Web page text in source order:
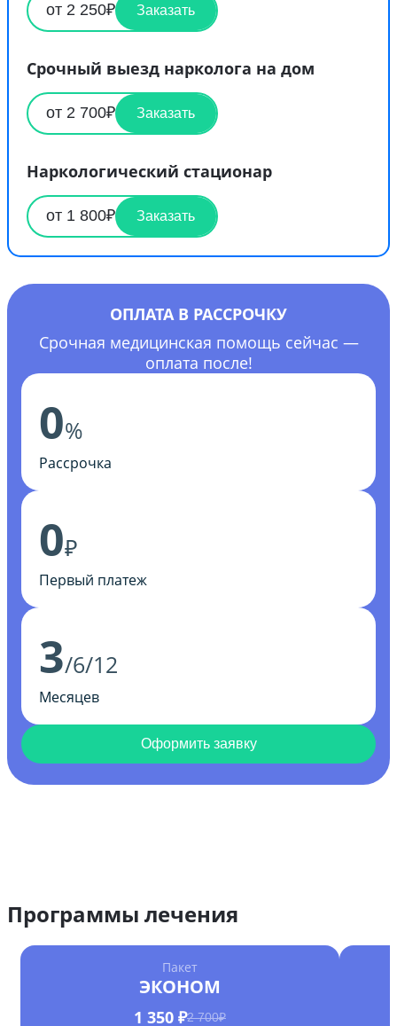
от 2 250₽ Заказать
Срочный выезд нарколога на дом
от 2 700₽ Заказать
Наркологический стационар
от 1 800₽ Заказать
ОПЛАТА В РАССРОЧКУ
Срочная медицинская помощь сейчас —
оплата после!
0%
Рассрочка
0₽
Первый платеж
3/6/12
Месяцев
Оформить заявку
Программы лечения
Пакет
ЭКОНОМ
1 350 ₽2 700₽